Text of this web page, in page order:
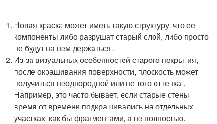
Новая краска может иметь такую структуру, что ее
компоненты либо разрушат старый слой, либо просто
не будут на нем держаться .
Из-за визуальных особенностей старого покрытия,
после окрашивания поверхности, плоскость может
получиться неоднородной или не того оттенка .
Например, это часто бывает, если старые стены
время от времени подкрашивались на отдельных
участках, как бы фрагментами, а не полностью.